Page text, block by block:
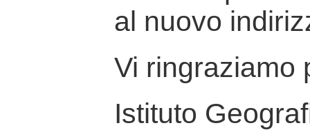
al nuovo
Vi ringraziamo
Istituto